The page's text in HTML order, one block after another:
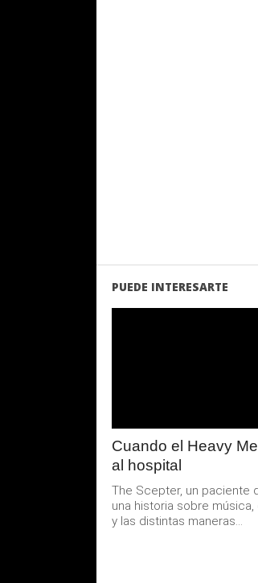
PUEDE INTERESARTE
Cuando el Heavy
al hospital
The Scepter, un paciente
una historia sobre
y las distintas maneras...